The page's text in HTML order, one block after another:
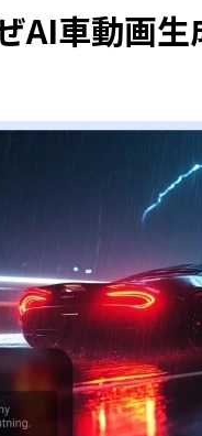
AI車動画